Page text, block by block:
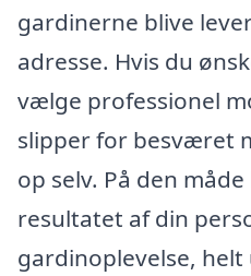
gardinerne blive
adresse. Hvis du
vælge professionel
slipper for besværet
op selv. På den
resultatet af din
gardinoplevelse, helt